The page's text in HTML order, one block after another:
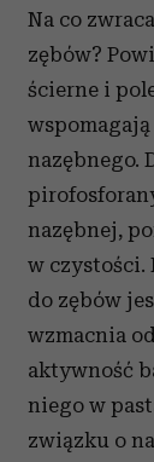
Na co
zębów?
ścierne i
nazębnego.
nazębnej,
w czystości.
do zębów
wzmacnia
aktywność
niego w
związku o